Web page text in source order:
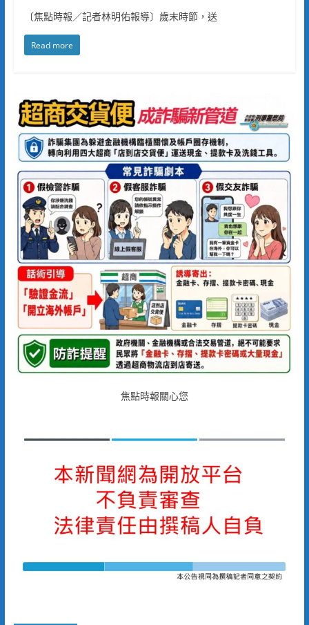
〔焦點時報／記者林明佑報導〕歲末時節，送
Read more
焦點時報關心您